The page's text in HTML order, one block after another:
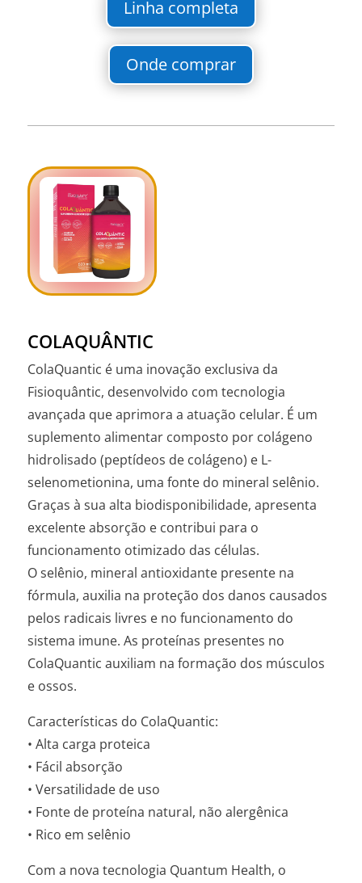
Linha completa
Onde comprar
COLAQUÂNTIC
ColaQuantic é uma inovação exclusiva da
Fisioquântic, desenvolvido com tecnologia
avançada que aprimora a atuação celular. É um
suplemento alimentar composto por colágeno
hidrolisado (peptídeos de colágeno) e L-
selenometionina, uma fonte do mineral selênio.
Graças à sua alta biodisponibilidade, apresenta
excelente absorção e contribui para o
funcionamento otimizado das células.
O selênio, mineral antioxidante presente na
fórmula, auxilia na proteção dos danos causados
pelos radicais livres e no funcionamento do
sistema imune. As proteínas presentes no
ColaQuantic auxiliam na formação dos músculos
e ossos.
Características do ColaQuantic:
• Alta carga proteica
• Fácil absorção
• Versatilidade de uso
• Fonte de proteína natural, não alergênica
• Rico em selênio
Com a nova tecnologia Quantum Health, o